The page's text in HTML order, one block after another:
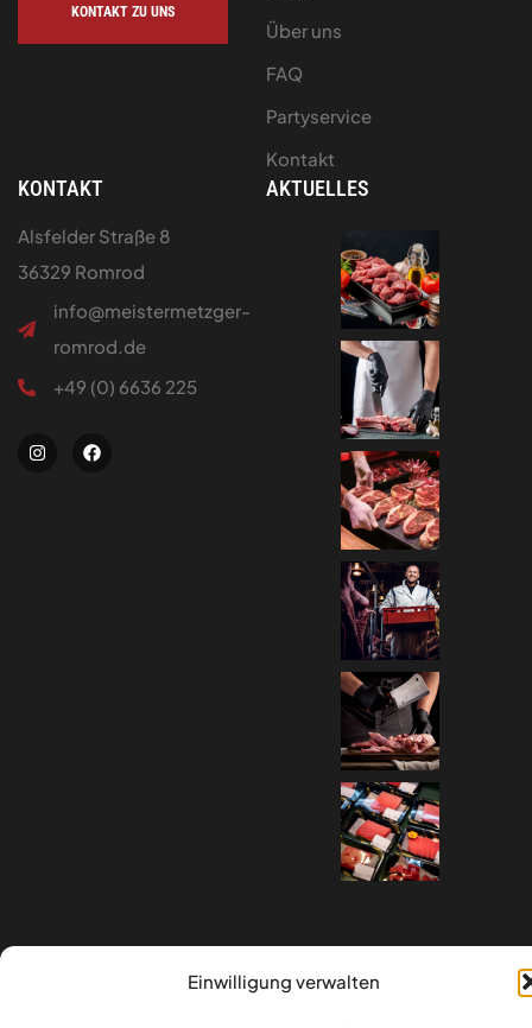
Einwilligung verwalten
KONTAKT ZU UNS
Über uns
FAQ
Partyservice
Kontakt
KONTAKT
Alsfelder Straße 8
36329 Romrod
info@meistermetzger-
romrod.de
+49 (0) 6636 225
AKTUELLES